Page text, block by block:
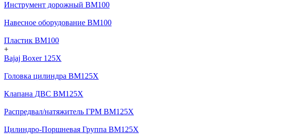
Инструмент дорожный BM100
Навесное оборудование BM100
Пластик BM100
+
Bajaj Boxer 125X
Головка цилиндра BM125X
Клапана ДВС BM125X
Распредвал/натяжитель ГРМ BM125X
Цилиндро-Поршневая Группа BM125X